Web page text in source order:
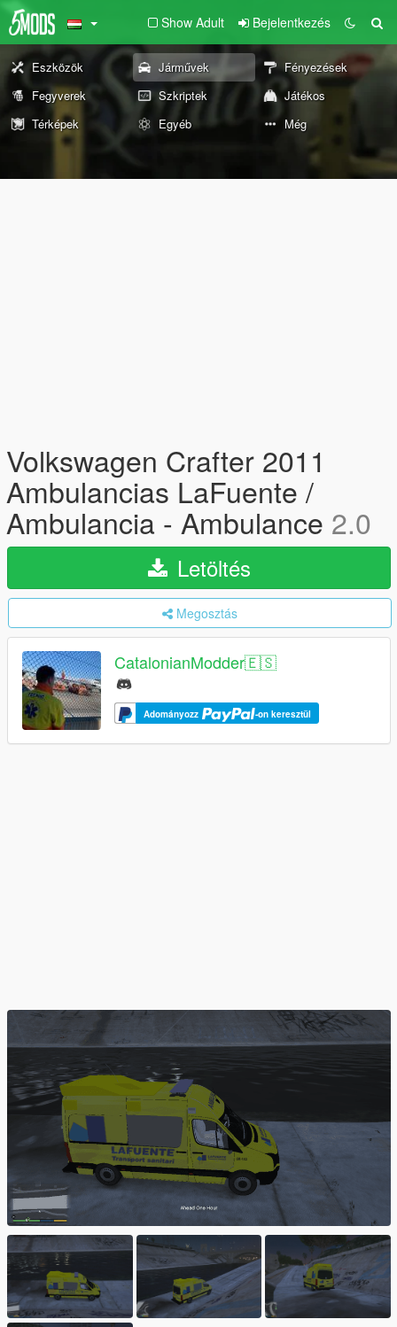
Show Adult Bejelentkezés
Eszközök Járművek
Fényezések
Fegyverek
Szkriptek
Játékos
Térképek
Egyéb Még
Volkswagen Crafter 2011
Ambulancias LaFuente /
Ambulancia - Ambulance 2.0
Letöltés
Megosztás
CatalonianModder🇪🇸
Adományozz -on keresztül